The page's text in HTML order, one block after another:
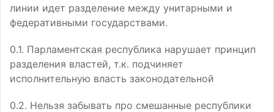
линии идет разделение между унитарными и
федеративными государствами.
0.1. Парламентская республика нарушает принцип
разделения властей, т.к. подчиняет
исполнительную власть законодательной
0.2. Нельзя забывать про смешанные республики